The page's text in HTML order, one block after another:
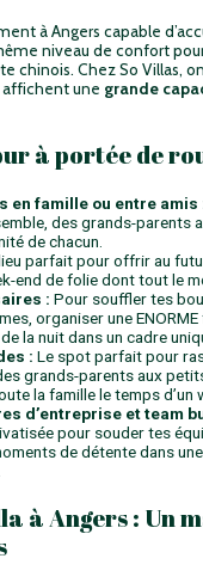
à Angers capable
niveau de confort
chinois. Chez So Villas,
affichent une grande
à portée de
en famille ou entre amis
des grands-parents
de chacun.
parfait pour offrir au
end de folie dont tout le
: Pour souffler tes
organiser une
la nuit dans un cadre
: Le spot parfait pour
grands-parents aux
la famille le temps d’un
d’entreprise et team
pour souder tes
de détente dans
à Angers : Un